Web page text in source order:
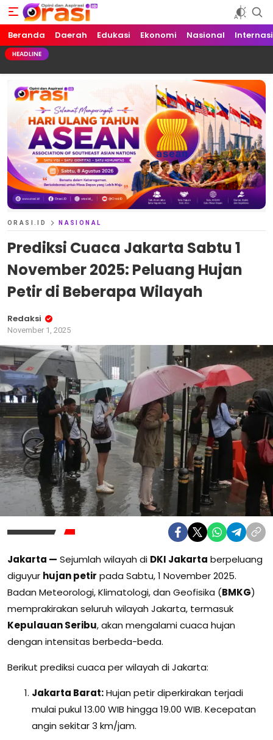
Orasi.ID
Opini dan Aspirasi!
Beranda Daerah Edukasi Ekonomi Nasional
HEADLINE
ORASI.ID NASIONAL
Prediksi Cuaca Jakarta Sabtu 1
November 2025: Peluang Hujan
Petir di Beberapa Wilayah
Redaksi
November 1, 2025
Jakarta — Sejumlah wilayah di DKI Jakarta berpeluang
diguyur hujan petir pada Sabtu, 1 November 2025.
Badan Meteorologi, Klimatologi, dan Geofisika (BMKG)
memprakirakan seluruh wilayah Jakarta, termasuk
Kepulauan Seribu, akan mengalami cuaca hujan
dengan intensitas berbeda-beda.
Berikut prediksi cuaca per wilayah di Jakarta:
Jakarta Barat:Hujan petir diperkirakan terjadi
mulai pukul 13.00 WIB hingga 19.00 WIB. Kecepatan
angin sekitar 3 km/jam.